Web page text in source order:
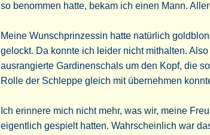
so benommen hatte, bekam ich einen Mann.
Meine Wunschprinzessin hatte natürlich
gelockt. Da konnte ich leider nicht mithalten.
ausrangierte Gardinenschals um den Kopf, die
Rolle der Schleppe gleich mit übernehmen
Ich erinnere mich nicht mehr, was wir, meine
eigentlich gespielt hatten. Wahrscheinlich war